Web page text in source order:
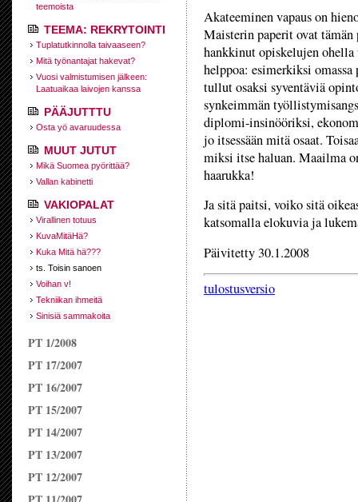
teemoista
TEEMA: REKRYTOINTI
Tuplatutkinnolla taivaaseen?
Mitä työnantajat hakevat?
Vuosi valmistumisen jälkeen:
Laatuaikaa laivojen kanssa
PÄÄJUTTTU
Osta yö avaruudessa
MUUT JUTUT
Mikä Suomea pyörittää?
Vallan kabinetti
VAKIOPALAT
Virallinen totuus
KuvaMitäHä?
Kuka Mitä hä???
ts. Toisin sanoen
Voihan v!
Tekniikan ihmeitä
Sinisiä sammakoita
PT 1/2008
PT 17/2007
PT 16/2007
PT 15/2007
PT 14/2007
PT 13/2007
PT 12/2007
Akateeminen vapaus on
Maisterin paperit ovat
hankkinut opiskelujen ohella
helppoa: esimerkiksi
tullut osaksi syventäviä
synkeimmän
diplomi-insinööriksi,
jo itsessään mitä osaat.
miksi itse haluan. Maailma
haarukka!
Ja sitä paitsi, voiko sitä
katsomalla elokuvia ja
Päivitetty 30.1.2008
tulostusversio